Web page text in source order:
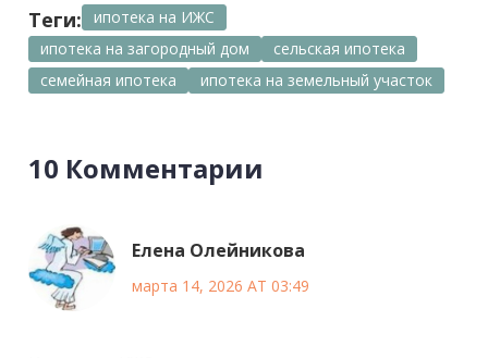
Теги:
ипотека на ИЖС
ипотека на загородный дом
сельская ипотека
семейная ипотека
ипотека на земельный участок
10 Комментарии
Елена Олейникова
марта 14, 2026 AT 03:49